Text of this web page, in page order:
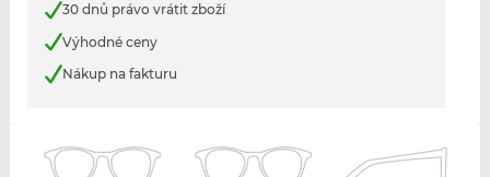
30 dnů právo vrátit zboží
Výhodné ceny
Nákup na fakturu